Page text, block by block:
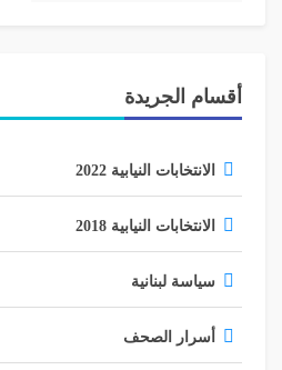
أقسام الجريدة
الانتخابات النيابية 2022
الانتخابات النيابية 2018
سياسة لبنانية
أسرار الصحف